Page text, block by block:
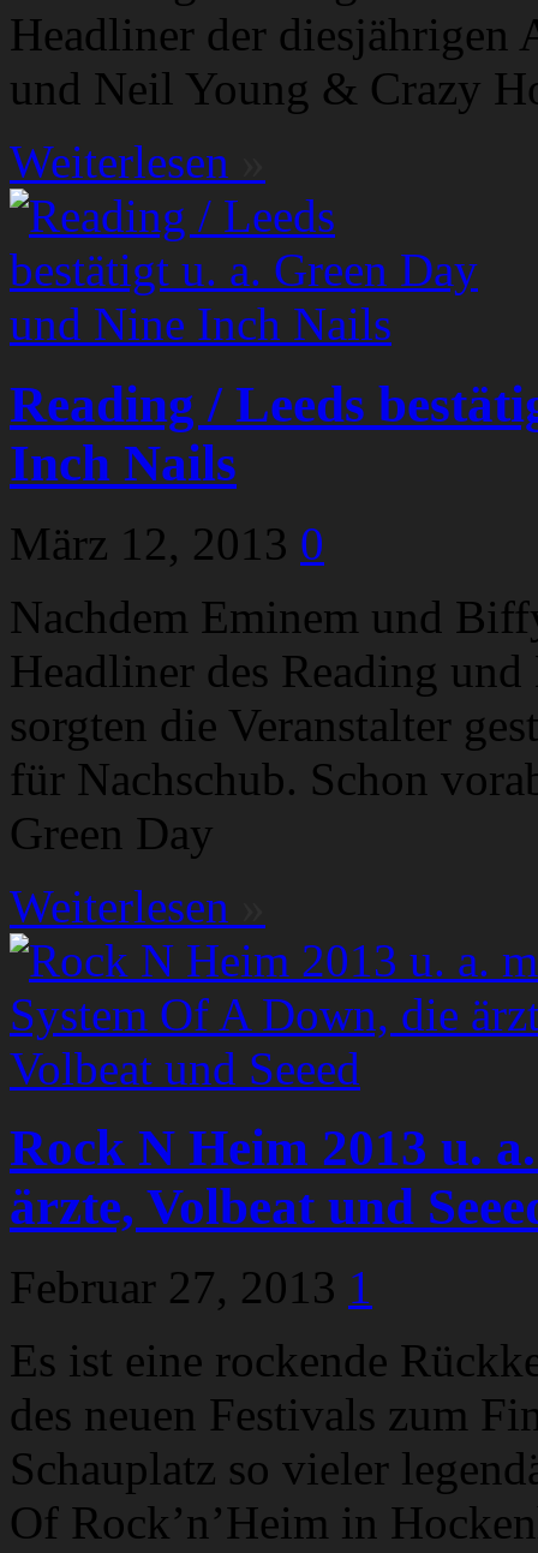
Headliner der diesjährigen
und Neil Young & Crazy
Weiterlesen
Reading / Leeds
Inch Nails
März 12, 2013 0
Nachdem Eminem und
Headliner des Reading
sorgten die Veranstalter
für Nachschub. Schon
Green Day
Weiterlesen
Rock N Heim 2013 u.
ärzte, Volbeat und
Februar 27, 2013 1
Es ist eine rockende
des neuen Festivals zum
Schauplatz so vieler
Of Rock’n’Heim in